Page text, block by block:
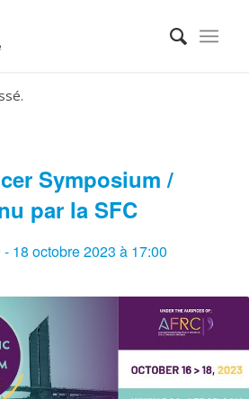
Symposium /
par la SFC
- 18 octobre 2023 à 17:00